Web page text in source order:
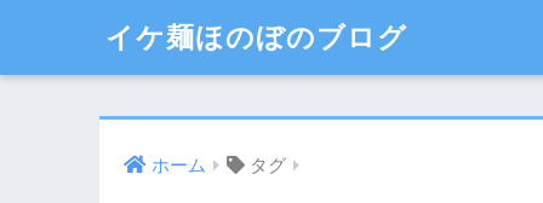
イケ麺ほのぼのブログ
ホーム タグ